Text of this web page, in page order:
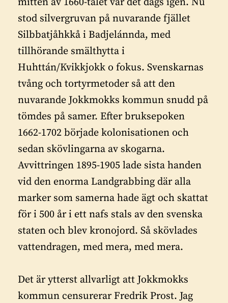
stod silvergruvan på nuvarande fjället
Silbbatjåhkkå i Badjelánnda, med
tillhörande smälthytta i
Huhttán/Kvikkjokk o fokus. Svenskarnas
tvång och tortyrmetoder så att den
nuvarande Jokkmokks kommun snudd på
tömdes på samer. Efter bruksepoken
1662-1702 började kolonisationen och
sedan skövlingarna av skogarna.
Avvittringen 1895-1905 lade sista handen
vid den enorma Landgrabbing där alla
marker som samerna hade ägt och skattat
för i 500 år i ett nafs stals av den svenska
staten och blev kronojord. Så skövlades
vattendragen, med mera, med mera.
Det är ytterst allvarligt att Jokkmokks
kommun censurerar Fredrik Prost. Jag